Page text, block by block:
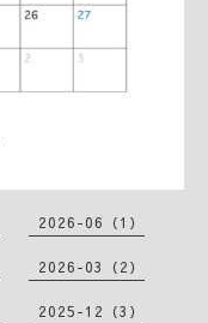
2026-06（1）
2026-03（2）
2025-12（3）